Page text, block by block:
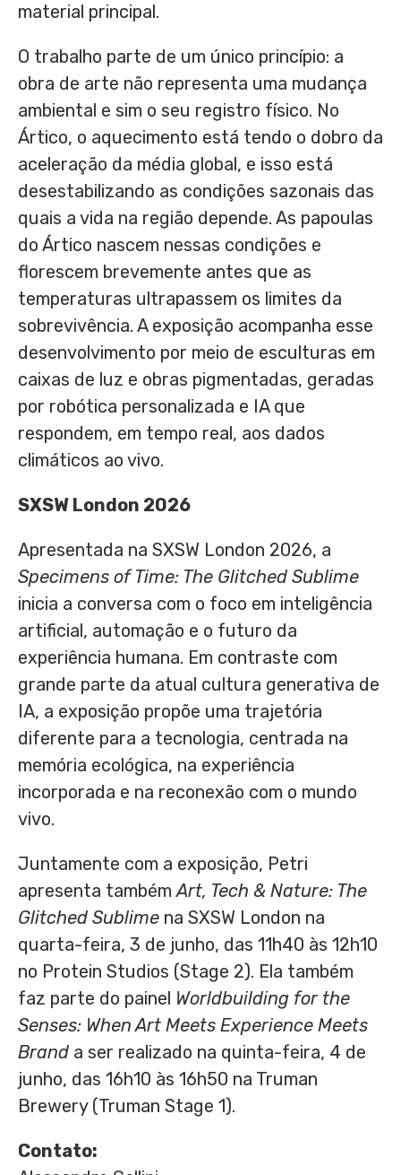
material principal.
O trabalho parte de um único princípio: a
obra de arte não representa uma mudança
ambiental e sim o seu registro físico. No
Ártico, o aquecimento está tendo o dobro da
aceleração da média global, e isso está
desestabilizando as condições sazonais das
quais a vida na região depende. As papoulas
do Ártico nascem nessas condições e
florescem brevemente antes que as
temperaturas ultrapassem os limites da
sobrevivência. A exposição acompanha esse
desenvolvimento por meio de esculturas em
caixas de luz e obras pigmentadas, geradas
por robótica personalizada e IA que
respondem, em tempo real, aos dados
climáticos ao vivo.
SXSW London 2026
Apresentada na SXSW London 2026, a
Specimens of Time: The Glitched Sublime
inicia a conversa com o foco em inteligência
artificial, automação e o futuro da
experiência humana. Em contraste com
grande parte da atual cultura generativa de
IA, a exposição propõe uma trajetória
diferente para a tecnologia, centrada na
memória ecológica, na experiência
incorporada e na reconexão com o mundo
vivo.
Juntamente com a exposição, Petri
apresenta tambémArt, Tech & Nature: The
Glitched Sublime na SXSW London na
quarta-feira, 3 de junho, das 11h40 às 12h10
no Protein Studios (Stage 2). Ela também
faz parte do painel Worldbuilding for the
Senses: When Art Meets Experience Meets
Brand a ser realizado na quinta-feira, 4 de
junho, das 16h10 às 16h50 na Truman
Brewery (Truman Stage 1).
Contato: